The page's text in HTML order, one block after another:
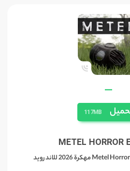
—
117MB
METEL HORROR